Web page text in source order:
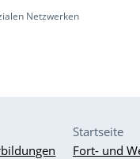
Netzwerken
Startseite
Fort- und